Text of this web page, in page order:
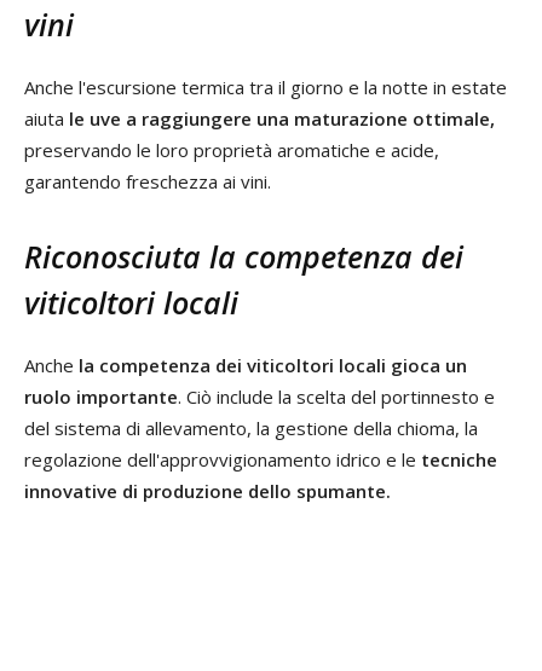
vini
Anche l'escursione termica tra il giorno e la notte in estate
aiuta le uve a raggiungere una maturazione ottimale,
preservando le loro proprietà aromatiche e acide,
garantendo freschezza ai vini.
Riconosciuta la competenza dei
viticoltori locali
Anche la competenza dei viticoltori locali gioca un
ruolo importante. Ciò include la scelta del portinnesto e
del sistema di allevamento, la gestione della chioma, la
regolazione dell'approvvigionamento idrico e le tecniche
innovative di produzione dello spumante.